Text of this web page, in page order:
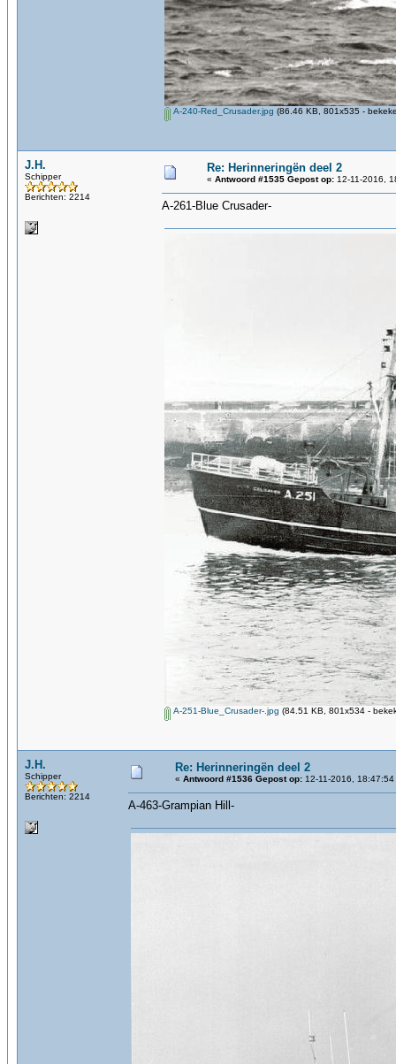
A-240-Red_Crusader.jpg (86.46 KB, 801x535 -
J.H.
Schipper
Berichten: 2214
Re: Herinneringën deel 2
« Antwoord #1535 Gepost op: 12-11-2016,
A-261-Blue Crusader-
A-251-Blue_Crusader-.jpg (84.51 KB, 801x534 -
J.H.
Schipper
Berichten: 2214
Re: Herinneringën deel 2
« Antwoord #1536 Gepost op: 12-11-2016, 18:47:54
A-463-Grampian Hill-